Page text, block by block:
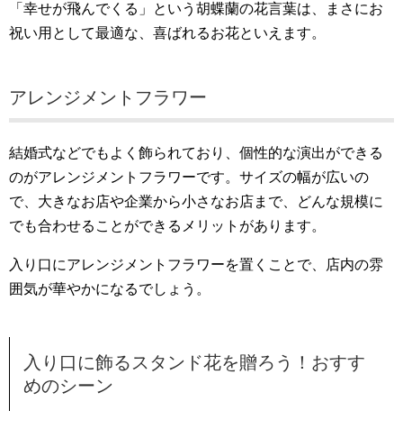
「幸せが飛んでくる」という胡蝶蘭の花言葉は、まさにお
祝い用として最適な、喜ばれるお花といえます。
アレンジメントフラワー
結婚式などでもよく飾られており、個性的な演出ができる
のがアレンジメントフラワーです。サイズの幅が広いの
で、大きなお店や企業から小さなお店まで、どんな規模に
でも合わせることができるメリットがあります。
入り口にアレンジメントフラワーを置くことで、店内の雰
囲気が華やかになるでしょう。
入り口に飾るスタンド花を贈ろう！おすす
めのシーン